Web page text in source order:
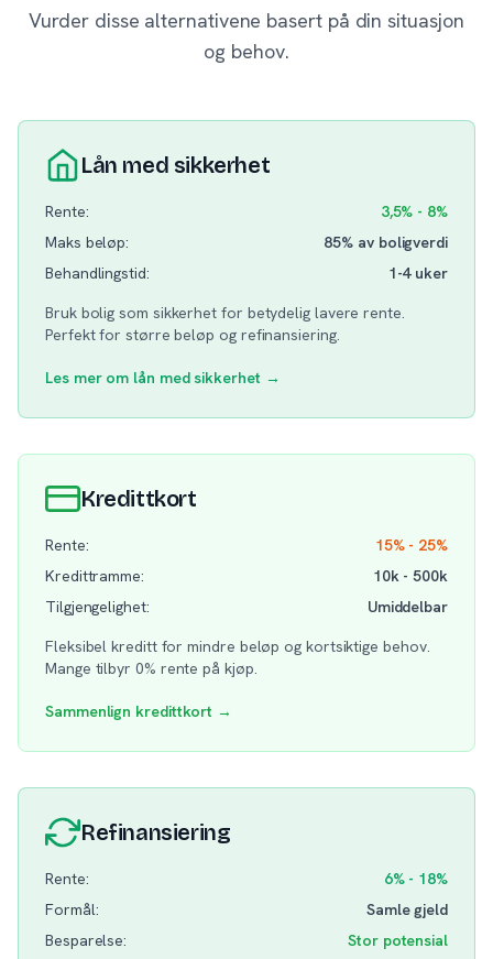
Vurder disse alternativene basert på din situasjon
og behov.
Lån med sikkerhet
Rente:
3,5% - 8%
Maks beløp:
85% av boligverdi
Behandlingstid:
1-4 uker
Bruk bolig som sikkerhet for betydelig lavere rente.
Perfekt for større beløp og refinansiering.
Les mer om lån med sikkerhet →
Kredittkort
Rente:
15% - 25%
Kredittramme:
10k - 500k
Tilgjengelighet:
Umiddelbar
Fleksibel kreditt for mindre beløp og kortsiktige behov.
Mange tilbyr 0% rente på kjøp.
Sammenlign kredittkort →
Refinansiering
Rente:
6% - 18%
Formål:
Samle gjeld
Besparelse:
Stor potensial